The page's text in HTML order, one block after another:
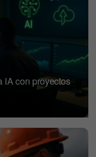
IA con proyectos